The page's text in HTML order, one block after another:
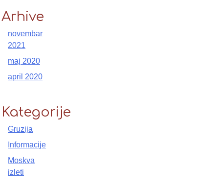
Arhive
novembar
2021
maj 2020
april 2020
Kategorije
Gruzija
Informacije
Moskva
izleti